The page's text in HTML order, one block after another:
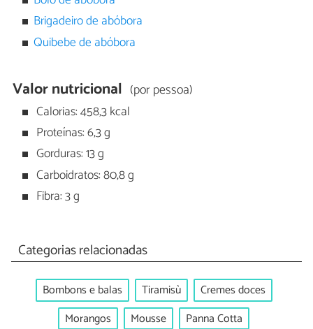
Brigadeiro de abóbora
Quibebe de abóbora
Valor nutricional (por pessoa)
Calorias: 458,3 kcal
Proteínas: 6,3 g
Gorduras: 13 g
Carboidratos: 80,8 g
Fibra: 3 g
Categorias relacionadas
Bombons e balas Tiramisù
Cremes doces
Morangos
Mousse Panna Cotta